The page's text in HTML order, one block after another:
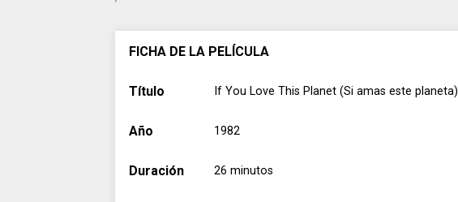
FICHA DE LA PELÍCULA
Título If You Love This Planet (Si amas este planeta)
Año 1982
Duración 26 minutos